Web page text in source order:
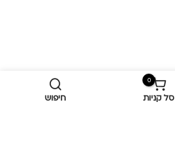
0
סל קניות חיפוש